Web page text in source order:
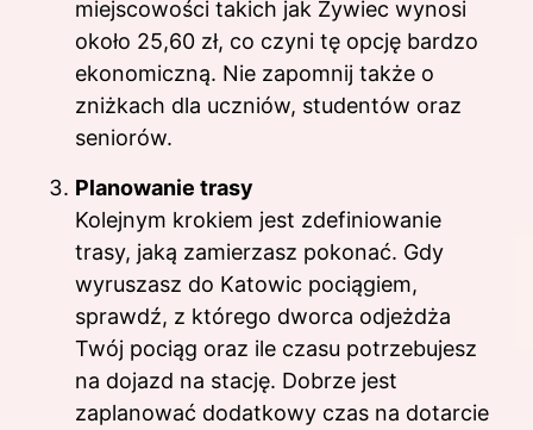
miejscowości takich jak Żywiec wynosi
około 25,60 zł, co czyni tę opcję bardzo
ekonomiczną. Nie zapomnij także o
zniżkach dla uczniów, studentów oraz
seniorów.
Planowanie trasy
Kolejnym krokiem jest zdefiniowanie
trasy, jaką zamierzasz pokonać. Gdy
wyruszasz do Katowic pociągiem,
sprawdź, z którego dworca odjeżdża
Twój pociąg oraz ile czasu potrzebujesz
na dojazd na stację. Dobrze jest
zaplanować dodatkowy czas na dotarcie